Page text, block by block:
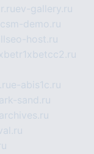
ev-gallery.ru
csm-demo.ru
host.ru
e-abis1c.ru
sand.ru